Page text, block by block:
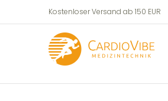
Zum Hauptinhalt springen
Privat Professionell
Kostenloser Versand ab 150 EUR